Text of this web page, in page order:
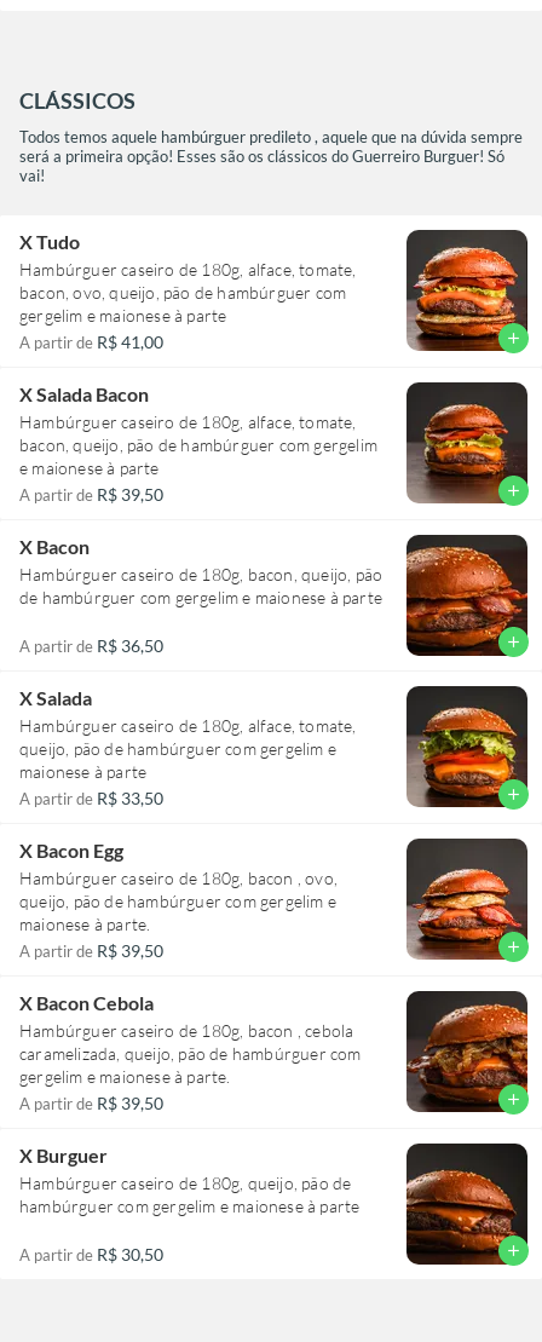
CLÁSSICOS
Todos temos aquele hambúrguer predileto , aquele que na dúvida sempre
será a primeira opção! Esses são os clássicos do Guerreiro Burguer! Só
vai!
X Tudo
Hambúrguer caseiro de 180g, alface, tomate,
bacon, ovo, queijo, pão de hambúrguer com
gergelim e maionese à parte
A partir de R$ 41,00 add
X Salada Bacon
Hambúrguer caseiro de 180g, alface, tomate,
bacon, queijo, pão de hambúrguer com gergelim
e maionese à parte
A partir de R$ 39,50 add
X Bacon
Hambúrguer caseiro de 180g, bacon, queijo, pão
de hambúrguer com gergelim e maionese à parte
A partir de R$ 36,50 add
X Salada
Hambúrguer caseiro de 180g, alface, tomate,
queijo, pão de hambúrguer com gergelim e
maionese à parte
A partir de R$ 33,50 add
X Bacon Egg
Hambúrguer caseiro de 180g, bacon , ovo,
queijo, pão de hambúrguer com gergelim e
maionese à parte.
A partir de R$ 39,50 add
X Bacon Cebola
Hambúrguer caseiro de 180g, bacon , cebola
caramelizada, queijo, pão de hambúrguer com
gergelim e maionese à parte.
A partir de R$ 39,50 add
X Burguer
Hambúrguer caseiro de 180g, queijo, pão de
hambúrguer com gergelim e maionese à parte
A partir de R$ 30,50 add